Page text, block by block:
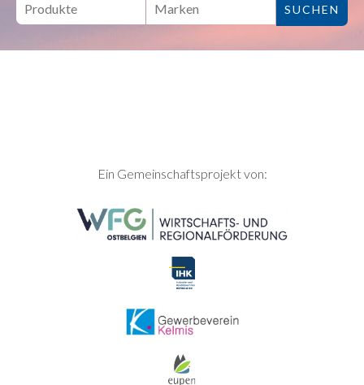
SEITENFUSSEin Gemeinschaftsprojekt von: